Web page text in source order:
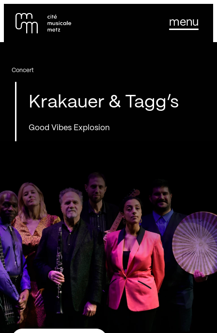
Se rendre au
Contenu principal
menu
Krakauer & Tagg’s
Good Vibes Explosion
Concert